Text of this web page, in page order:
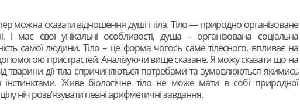
можна сказати відношення душі і тіла. Тіло — природно організоване
і має свої унікальні особливості, душа – організована соціальна
самої людини. Тіло – це форма чогось саме тілесного, впливає на
пристрастей. Аналізуючи вище сказане. Я можу сказати що на
тварини дії тіла спричиняються потребами та зумовлюються якимись
Живе біологічне тіло не може мати в собі природної
ніч розв’язувати певні арифметичні завдання.